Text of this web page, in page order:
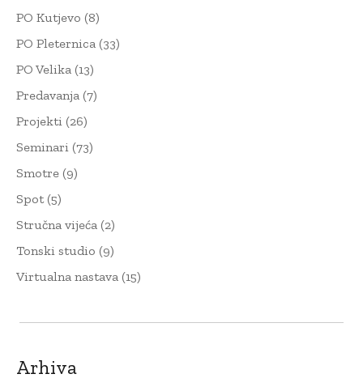
PO Kutjevo (8)
PO Pleternica (33)
PO Velika (13)
Predavanja (7)
Projekti (26)
Seminari (73)
Smotre (9)
Spot(5)
Stručna vijeća (2)
Tonski studio (9)
Virtualna nastava (15)
Arhiva